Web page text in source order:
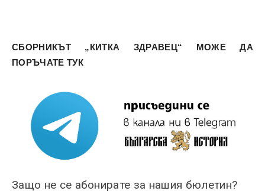
СБОРНИКЪТ „КИТКА ЗДРАВЕЦ“ МОЖЕ ДА
ПОРЪЧАТЕ ТУК
Защо не се абонирате за нашия бюлетин?